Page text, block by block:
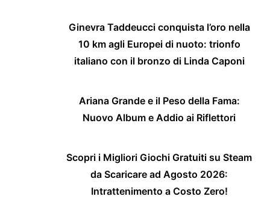
Ginevra Taddeucci conquista l’oro nella
10 km agli Europei di nuoto: trionfo
italiano con il bronzo di Linda Caponi
Ariana Grande e il Peso della Fama:
Nuovo Album e Addio ai Riflettori
Scopri i Migliori Giochi Gratuiti su Steam
da Scaricare ad Agosto 2026:
Intrattenimento a Costo Zero!